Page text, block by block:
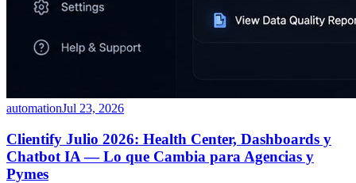
automationJul 23, 2026
Clientify Julio 2026: Health Center, Dashboards y
Chatbot IA — Lo que Cambia para Agencias y
Pymes